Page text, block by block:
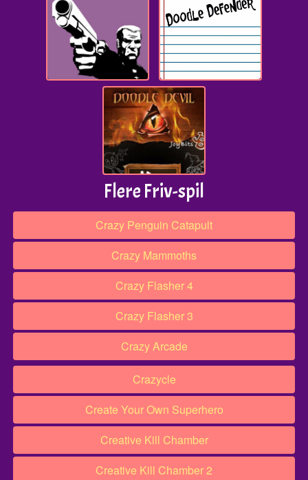
Flere Friv-spil
Crazy Penguin Catapult
Crazy Mammoths
Crazy Flasher 4
Crazy Flasher 3
Crazy Arcade
Crazycle
Create Your Own Superhero
Creative Kill Chamber
Creative Kill Chamber 2